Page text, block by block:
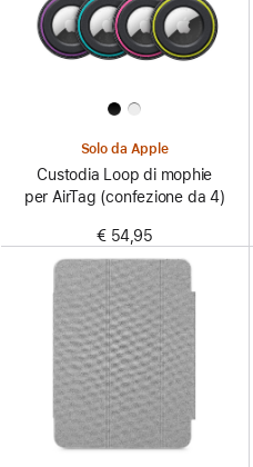
Solo da Apple
Custodia Loop di mophie
per AirTag (confezione da 4)
€ 54,95